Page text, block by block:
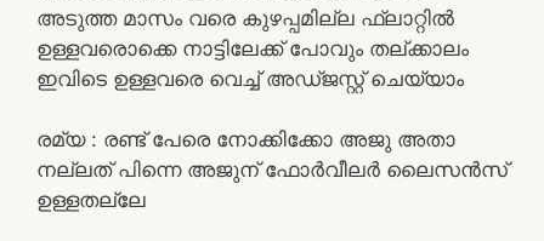
അടുത്ത മാസം വരെ കുഴപ്പമില്ല ഫ്ലാറ്റിൽ
ഉള്ളവരൊക്കെ നാട്ടിലേക്ക് പോവും തല്ക്കാലം
ഇവിടെ ഉള്ളവരെ വെച്ച് അഡ്ജസ്റ്റ് ചെയ്യാം
രമ്യ : രണ്ട് പേരെ നോക്കിക്കോ അജു അതാ
നല്ലത് പിന്നെ അജുന് ഫോർവീലർ ലൈസൻസ്
ഉള്ളതല്ലേ